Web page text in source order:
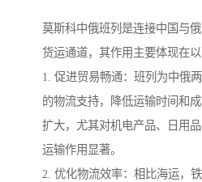
莫斯科中俄班列是连接中国与
货运通道，其作用主要体现在以
1. 促进贸易畅通：班列为中俄
的物流支持，降低运输时间和
扩大，尤其对机电产品、日用
运输作用显著。
2. 优化物流效率：相比海运，